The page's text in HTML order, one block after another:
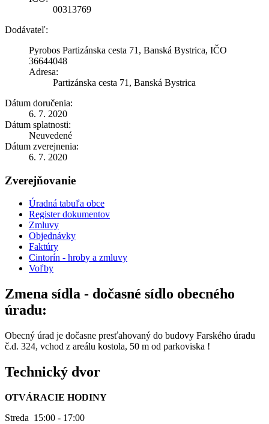
00313769
Dodávateľ:
Pyrobos Partizánska cesta 71, Banská Bystrica, IČO
36644048
Adresa:
Partizánska cesta 71, Banská Bystrica
Dátum doručenia:
6. 7. 2020
Dátum splatnosti:
Neuvedené
Dátum zverejnenia:
6. 7. 2020
Zverejňovanie
Úradná tabuľa obce
Register dokumentov
Zmluvy
Objednávky
Faktúry
Cintorín - hroby a zmluvy
Voľby
Zmena sídla - dočasné sídlo obecného
úradu:
Obecný úrad je dočasne presťahovaný do budovy Farského úradu
č.d. 324, vchod z areálu kostola, 50 m od parkoviska !
Technický dvor
OTVÁRACIE HODINY
Streda 15:00 - 17:00